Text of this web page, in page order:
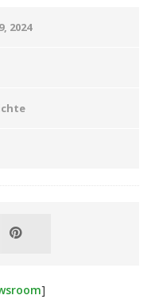
2024
]